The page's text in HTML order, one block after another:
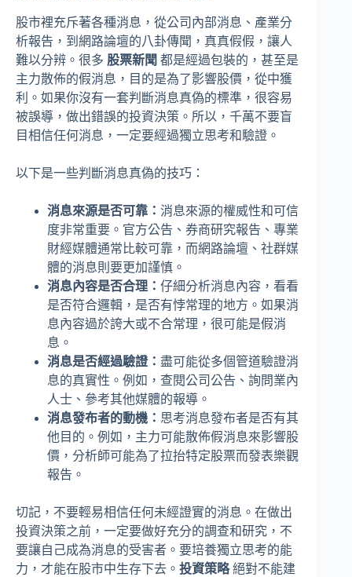
股市裡充斥著各種消息，從公司內部消息、產業分
析報告，到網路論壇的八卦傳聞，真真假假，讓人
難以分辨。很多 股票新聞 都是經過包裝的，甚至是
主力散佈的假消息，目的是為了影響股價，從中獲
利。如果你沒有一套判斷消息真偽的標準，很容易
被誤導，做出錯誤的投資決策。所以，千萬不要盲
目相信任何消息，一定要經過獨立思考和驗證。
以下是一些判斷消息真偽的技巧：
消息來源是否可靠： 消息來源的權威性和可信
度非常重要。官方公告、券商研究報告、專業
財經媒體通常比較可靠，而網路論壇、社群媒
體的消息則要更加謹慎。
消息內容是否合理： 仔細分析消息內容，看看
是否符合邏輯，是否有悖常理的地方。如果消
息內容過於誇大或不合常理，很可能是假消
息。
消息是否經過驗證： 盡可能從多個管道驗證消
息的真實性。例如，查閱公司公告、詢問業內
人士、參考其他媒體的報導。
消息發布者的動機： 思考消息發布者是否有其
他目的。例如，主力可能散佈假消息來影響股
價，分析師可能為了拉抬特定股票而發表樂觀
報告。
切記，不要輕易相信任何未經證實的消息。在做出
投資決策之前，一定要做好充分的調查和研究，不
要讓自己成為消息的受害者。要培養獨立思考的能
力，才能在股市中生存下去。 投資策略絕對不能建